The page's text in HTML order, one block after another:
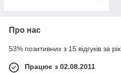
Про нас
53% позитивних з 15 відгуків за рік
Працює з 02.08.2011